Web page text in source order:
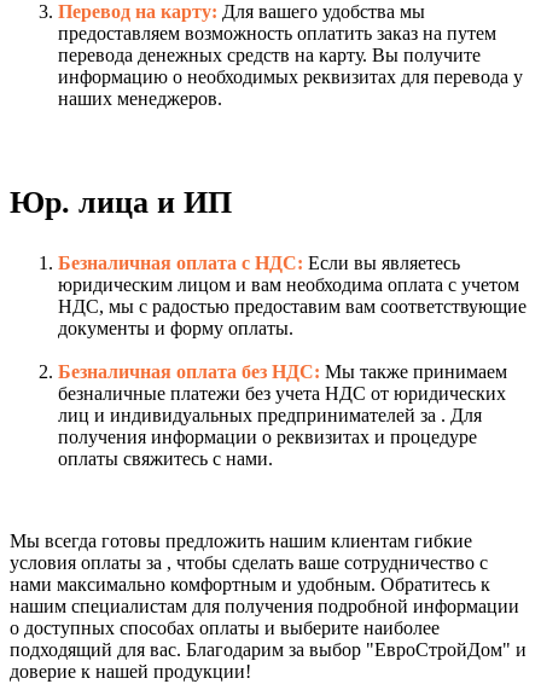
Перевод на карту: Для вашего удобства мы
предоставляем возможность оплатить заказ на путем
перевода денежных средств на карту. Вы получите
информацию о необходимых реквизитах для перевода у
наших менеджеров.
Юр. лица и ИП
Безналичная оплата с НДС: Если вы являетесь
юридическим лицом и вам необходима оплата с учетом
НДС, мы с радостью предоставим вам соответствующие
документы и форму оплаты.
Безналичная оплата без НДС: Мы также принимаем
безналичные платежи без учета НДС от юридических
лиц и индивидуальных предпринимателей за . Для
получения информации о реквизитах и процедуре
оплаты свяжитесь с нами.
Мы всегда готовы предложить нашим клиентам гибкие
условия оплаты за , чтобы сделать ваше сотрудничество с
нами максимально комфортным и удобным. Обратитесь к
нашим специалистам для получения подробной информации
о доступных способах оплаты и выберите наиболее
подходящий для вас. Благодарим за выбор "ЕвроСтройДом" и
доверие к нашей продукции!